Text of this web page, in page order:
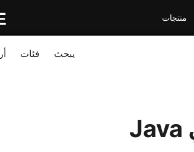
منتجات
يبحث فئات